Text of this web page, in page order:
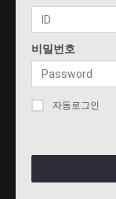
비밀번호
자동로그인